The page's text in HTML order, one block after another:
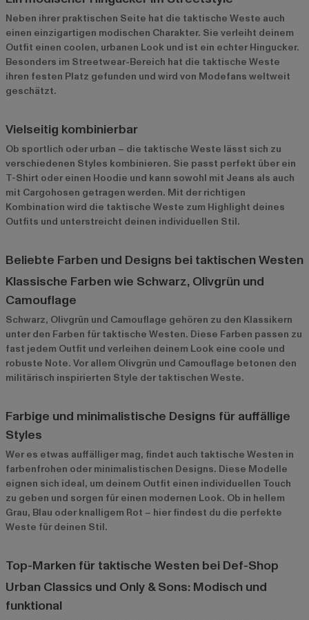
Neben ihrer praktischen Seite hat die taktische Weste auch
einen einzigartigen modischen Charakter. Sie verleiht deinem
Outfit einen coolen, urbanen Look und ist ein echter Hingucker.
Besonders im Streetwear-Bereich hat die taktische Weste
ihren festen Platz gefunden und wird von Modefans weltweit
geschätzt.
Vielseitig kombinierbar
Ob sportlich oder urban – die taktische Weste lässt sich zu
verschiedenen Styles kombinieren. Sie passt perfekt über ein
T-Shirt oder einen Hoodie und kann sowohl mit Jeans als auch
mit Cargohosen getragen werden. Mit der richtigen
Kombination wird die taktische Weste zum Highlight deines
Outfits und unterstreicht deinen individuellen Stil.
Beliebte Farben und Designs bei taktischen Westen
Klassische Farben wie Schwarz, Olivgrün und
Camouflage
Schwarz, Olivgrün und Camouflage gehören zu den Klassikern
unter den Farben für taktische Westen. Diese Farben passen zu
fast jedem Outfit und verleihen deinem Look eine coole und
robuste Note. Vor allem Olivgrün und Camouflage betonen den
militärisch inspirierten Style der taktischen Weste.
Farbige und minimalistische Designs für auffällige
Styles
Wer es etwas auffälliger mag, findet auch taktische Westen in
farbenfrohen oder minimalistischen Designs. Diese Modelle
eignen sich ideal, um deinem Outfit einen individuellen Touch
zu geben und sorgen für einen modernen Look. Ob in hellem
Grau, Blau oder knalligem Rot – hier findest du die perfekte
Weste für deinen Stil.
Top-Marken für taktische Westen bei Def-Shop
Urban Classics und Only & Sons: Modisch und
funktional